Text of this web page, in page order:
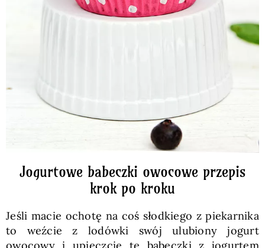
Jogurtowe babeczki owocowe przepis
krok po kroku
Jeśli macie ochotę na coś słodkiego z piekarnika
to weźcie z lodówki swój ulubiony jogurt